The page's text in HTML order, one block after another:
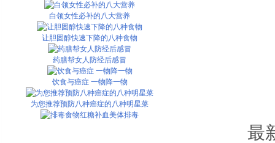
白领女性必补的八大营养
让胆固醇快速下降的八种食物
药膳帮女人防经后感冒
饮食与癌症 一物降一物
为您推荐预防八种癌症的八种明星菜
最